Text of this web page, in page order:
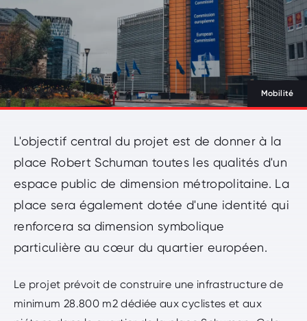
Entrez votre terme de recherche
Rechercher
NL FR DE
Financé par l’Union européenne
nav.beSupport
Mobilité
L'objectif central du projet est de donner à la
place Robert Schuman toutes les qualités d'un
espace public de dimension métropolitaine. La
place sera également dotée d'une identité qui
renforcera sa dimension symbolique
particulière au cœur du quartier européen.
Le projet prévoit de construire une infrastructure de
minimum 28.800 m2 dédiée aux cyclistes et aux